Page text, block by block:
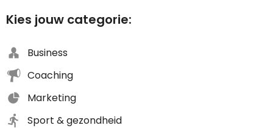
Kies jouw categorie:
Business
Coaching
Marketing
Sport & gezondheid